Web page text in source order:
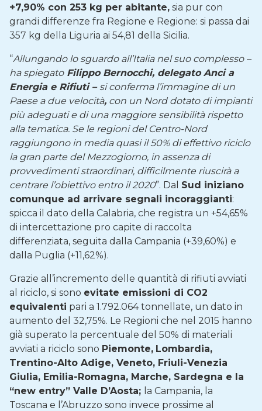
+7,90% con 253 kg per abitante, sia pur con
grandi differenze fra Regione e Regione: si passa dai
357 kg della Liguria ai 54,81 della Sicilia.
“Allungando lo sguardo all’Italia nel suo complesso –
ha spiegatoFilippo Bernocchi, delegato Anci a
Energia e Rifiuti – si conferma l’immagine di un
Paese a due velocità, con un Nord dotato di impianti
più adeguati e di una maggiore sensibilità rispetto
alla tematica. Se le regioni del Centro-Nord
raggiungono in media quasi il 50% di effettivo riciclo
la gran parte del Mezzogiorno, in assenza di
provvedimenti straordinari, difficilmente riuscirà a
centrare l’obiettivo entro il 2020”. Dal Sud iniziano
comunque ad arrivare segnali incoraggianti:
spicca il dato della Calabria, che registra un +54,65%
di intercettazione pro capite di raccolta
differenziata, seguita dalla Campania (+39,60%) e
dalla Puglia (+11,62%).
Grazie all’incremento delle quantità di rifiuti avviati
al riciclo, si sono evitate emissioni di CO2
equivalenti pari a 1.792.064 tonnellate, un dato in
aumento del 32,75%. Le Regioni che nel 2015 hanno
già superato la percentuale del 50% di materiali
avviati a riciclo sono Piemonte, Lombardia,
Trentino-Alto Adige, Veneto, Friuli-Venezia
Giulia, Emilia-Romagna, Marche, Sardegna e la
“new entry” Valle D’Aosta; la Campania, la
Toscana e l’Abruzzo sono invece prossime al